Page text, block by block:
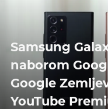
Samsung
naborom
Google
YouTube